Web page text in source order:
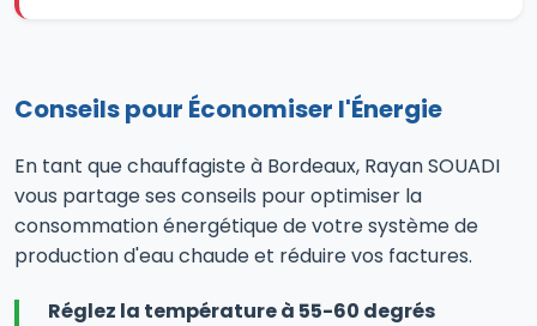
Conseils pour Économiser l'Énergie
En tant que chauffagiste à Bordeaux, Rayan SOUADI
vous partage ses conseils pour optimiser la
consommation énergétique de votre système de
production d'eau chaude et réduire vos factures.
Réglez la température à 55-60 degrés